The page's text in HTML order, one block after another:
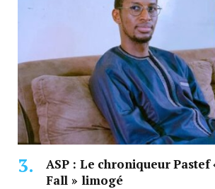
ASP : Le chroniqueur Pastef
Fall » limogé